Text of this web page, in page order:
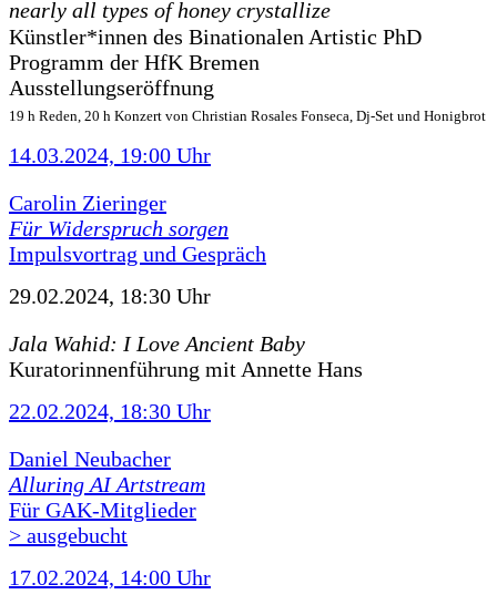
nearly all types of honey crystallize
Künstler*innen des Binationalen Artistic PhD
Programm der HfK Bremen
Ausstellungseröffnung
19 h Reden, 20 h Konzert von Christian Rosales Fonseca, Dj-Set und Honigbrot
14.03.2024, 19:00 Uhr
Carolin Zieringer
Für Widerspruch sorgen
Impulsvortrag und Gespräch
29.02.2024, 18:30 Uhr
Jala Wahid: I Love Ancient Baby
Kuratorinnenführung mit Annette Hans
22.02.2024, 18:30 Uhr
Daniel Neubacher
Alluring AI Artstream
Für GAK-Mitglieder
> ausgebucht
17.02.2024, 14:00 Uhr